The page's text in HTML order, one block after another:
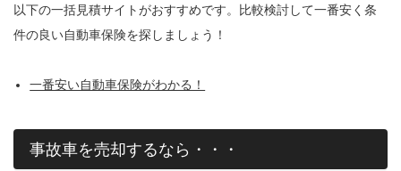
以下の一括見積サイトがおすすめです。比較検討して一番安く条
件の良い自動車保険を探しましょう！
一番安い自動車保険がわかる！
事故車を売却するなら・・・